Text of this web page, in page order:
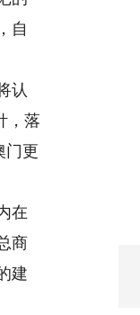
自
认
，落
门更
在
商
建